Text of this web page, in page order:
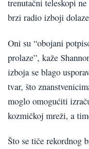
trenutačni teleskopi
brzi radio izboji
Oni su “obojani
prolaze”, kaže
izboja se blago
tvar, što
moglo omogućiti
kozmičkoj mreži, a
Što se tiče rekordnog